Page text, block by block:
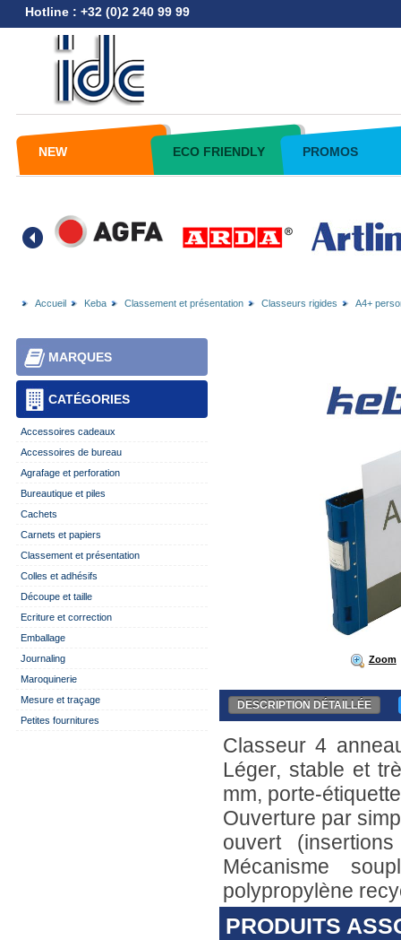
Hotline : +32 (0)2 240 99 99
NEW ECO FRIENDLY PROMOS
Accueil Keba Classement et présentation Classeurs rigides A4+
CATÉGORIES
MARQUES
Accessoires cadeaux
Accessoires de bureau
Agrafage et perforation
Bureautique et piles
Cachets
Carnets et papiers
Classement et présentation
Colles et adhésifs
Découpe et taille
Ecriture et correction
Emballage
Journaling
Maroquinerie
Mesure et traçage
Petites fournitures
Zoom
DESCRIPTION DÉTAILLÉE
Classeur 4
Léger, stable et
mm, porte-
Ouverture par
ouvert
Mécanisme
polypropylène
PRODUITS